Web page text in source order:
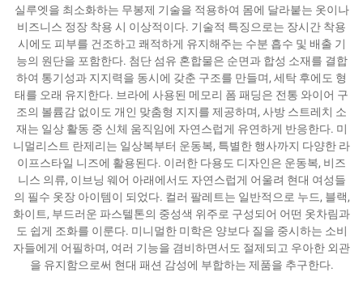
실루엣을 최소화하는 무봉제 기술을 적용하여 몸에 달라붙는 옷이나
비즈니스 정장 착용 시 이상적이다. 기술적 특징으로는 장시간 착용
시에도 피부를 건조하고 쾌적하게 유지해주는 수분 흡수 및 배출 기
능의 원단을 포함한다. 첨단 섬유 혼합물은 순면과 합성 소재를 결합
하여 통기성과 지지력을 동시에 갖춘 구조를 만들며, 세탁 후에도 형
태를 오래 유지한다. 브라에 사용된 메모리 폼 패딩은 전통 와이어 구
조의 볼륨감 없이도 개인 맞춤형 지지를 제공하며, 사방 스트레치 소
재는 일상 활동 중 신체 움직임에 자연스럽게 유연하게 반응한다. 미
니멀리스트 란제리는 일상복부터 운동복, 특별한 행사까지 다양한 라
이프스타일 니즈에 활용된다. 이러한 다용도 디자인은 운동복, 비즈
니스 의류, 이브닝 웨어 아래에서도 자연스럽게 어울려 현대 여성들
의 필수 옷장 아이템이 되었다. 컬러 팔레트는 일반적으로 누드, 블랙,
화이트, 부드러운 파스텔톤의 중성색 위주로 구성되어 어떤 옷차림과
도 쉽게 조화를 이룬다. 미니멀한 미학은 양보다 질을 중시하는 소비
자들에게 어필하며, 여러 기능을 겸비하면서도 절제되고 우아한 외관
을 유지함으로써 현대 패션 감성에 부합하는 제품을 추구한다.